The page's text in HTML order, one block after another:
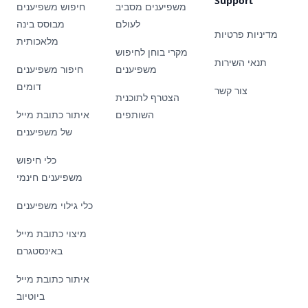
חיפוש משפיענים
מבוסס בינה
מלאכותית
חיפור משפיענים
דומים
איתור כתובת מייל
של משפיענים
כלי חיפוש
משפיענים חינמי
כלי גילוי משפיענים
מיצוי כתובת מייל
באינסטגרם
איתור כתובת מייל
ביוטיוב
משפיענים מסביב
לעולם
מקרי בוחן לחיפוש
משפיענים
הצטרף לתוכנית
השותפים
מדיניות פרטיות
תנאי השירות
צור קשר